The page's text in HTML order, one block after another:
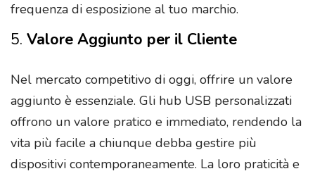
frequenza di esposizione al tuo marchio.
5. Valore Aggiunto per il Cliente
Nel mercato competitivo di oggi, offrire un valore
aggiunto è essenziale. Gli hub USB personalizzati
offrono un valore pratico e immediato, rendendo la
vita più facile a chiunque debba gestire più
dispositivi contemporaneamente. La loro praticità e